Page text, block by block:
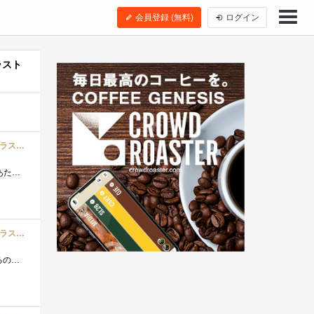
会員登録 (無料) ログイン
ト
シー・エフ・デー販売 デスクトップ用メモリ DDR3 PC3-12800 CL9 4GB 2枚組 ヒートシンク付 W3U1600HQ-4G/N 【フラストレーションフリーパッケージ(FFP)】
PCの性能向上を狙って、時期をずらして2セット買いましたが、そのまま装着して利用すると、連続稼働24時間を超えたあたりでハングアップしまし...
シー・エフ・デー販売 デスクトップ用メモリ DDR3 PC3-12800 CL9 4GB 2枚組 ヒートシンク付 W3U1600HQ-4G/N 【フラストレーションフリーパッケージ(FFP)】
4GB×2枚セットでヒートシンク付(なんだか安心しますw)を購入しました。同一タイプの8G×2を使用していた満足しているので今回もこのメーカーにし...